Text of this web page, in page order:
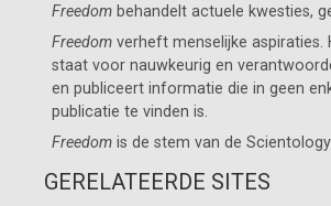
Freedom behandelt actuele kwesties,
Freedom verheft menselijke
staat voor nauwkeurig en
en publiceert informatie die in geen
publicatie te vinden is.
Freedom is de stem van de
GERELATEERDE SITES